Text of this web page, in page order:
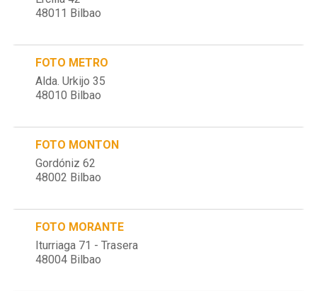
48011 Bilbao
FOTO METRO
Alda. Urkijo 35
48010 Bilbao
FOTO MONTON
Gordóniz 62
48002 Bilbao
FOTO MORANTE
Iturriaga 71 - Trasera
48004 Bilbao